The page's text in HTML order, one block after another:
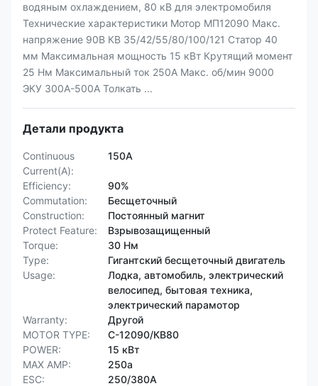
водяным охлаждением, 80 кВ для электромобиля
Технические характеристики Мотор МП12090 Макс.
напряжение 90В КВ 35/42/55/80/100/121 Статор 40
мм Максимальная мощность 15 кВт Крутящий момент
25 Нм Максимальный ток 250А Макс. об/мин 9000
ЭКУ 300А-500А Толкать ...
Детали продукта
Continuous
Current(A):
150А
Efficiency:
90%
Commutation:
Бесщеточный
Construction:
Постоянный магнит
Protect Feature:
Взрывозащищенный
Torque:
30 Нм
Type:
Гигантский бесщеточный двигатель
Usage:
Лодка, автомобиль, электрический
велосипед, бытовая техника,
электрический парамотор
Warranty:
Другой
MOTOR TYPE:
С-12090/КВ80
POWER:
15 кВт
MAX AMP:
250a
ESC:
250/380А